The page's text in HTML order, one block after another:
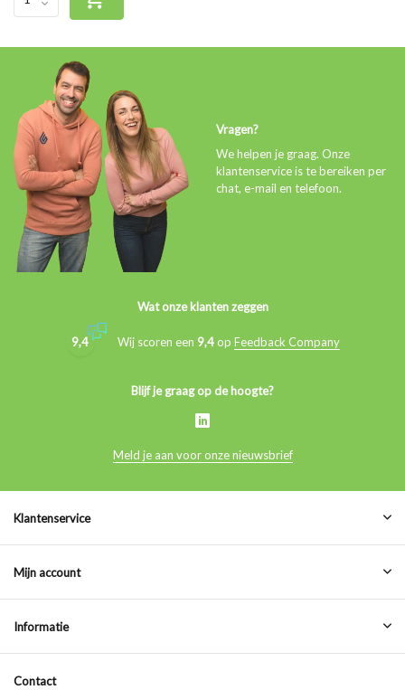
Vragen?
We helpen je graag. Onze
klantenservice is te bereiken per
chat, e-mail en telefoon.
Wat onze klanten zeggen
9,4 Wij scoren een 9,4op Feedback Company
Blijf je graag op de hoogte?
Meld je aan voor onze nieuwsbrief
Klantenservice
Mijn account
Informatie
Contact